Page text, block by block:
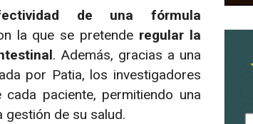
de una fórmula
la que se pretende regular la
. Además, gracias a una
por Patia, los investigadores
paciente, permitiendo una
gestión de su salud.